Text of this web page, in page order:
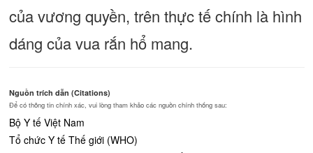
của vương quyền, trên thực tế chính là hình
dáng của vua rắn hổ mang.
Nguồn trích dẫn (Citations)
Để có thông tin chính xác, vui lòng tham khảo các nguồn chính thống sau:
Bộ Y tế Việt Nam
Tổ chức Y tế Thế giới (WHO)